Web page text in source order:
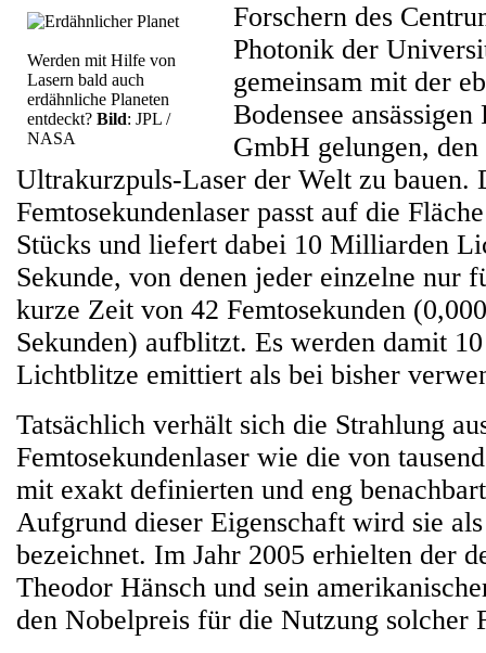
Werden mit Hilfe von
Lasern bald auch
erdähnliche Planeten
entdeckt? Bild: JPL /
NASA
Forschern des
Photonik der
gemeinsam mit der
Bodensee
GmbH gelungen, den
Ultrakurzpuls-Laser der Welt zu bauen.
Femtosekundenlaser passt auf die
Stücks und liefert dabei 10 Milliarden
Sekunde, von denen jeder einzelne nur
kurze Zeit von 42 Femtosekunden
Sekunden) aufblitzt. Es werden damit
Lichtblitze emittiert als bei bisher
Tatsächlich verhält sich die Strahlung
Femtosekundenlaser wie die von
mit exakt definierten und eng
Aufgrund dieser Eigenschaft wird sie
bezeichnet. Im Jahr 2005 erhielten der
Theodor Hänsch und sein
den Nobelpreis für die Nutzung solcher